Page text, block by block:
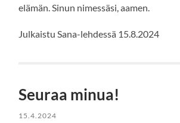
elämän. Sinun nimessäsi, aamen.
Julkaistu Sana-lehdessä 15.8.2024
Seuraa minua!
15.4.2024